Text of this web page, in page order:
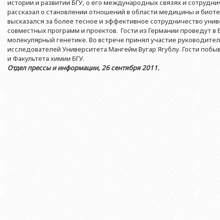
Выпускники БГУ
Почетные доктора
Образование в БГУ
Перечень специальностей
Знаменательные даты в истории БГУ
Отдел протокола
Служба психологической помощи
Культурно-творческий центр
Университетская газета
Филологический
Исторический
Факультет
Юридический
Азербайджанской
Юридическое
Азербайджанской
Юридическое
образования
Юридическое
истории и развитии БГУ, о его международных связях и
рассказал о становлении отношений в области медицины и
высказался за более тесное и эффективное сотрудничество
совместных программ и проектов. Гости из Германии проведут
молекулярный генетике. Во встрече принял участие
исследователей Университета Мангейм Вугар Ягублу. Гости
и Факультета химии БГУ.
Отдел прессы и информации, 26 сентября 2011.